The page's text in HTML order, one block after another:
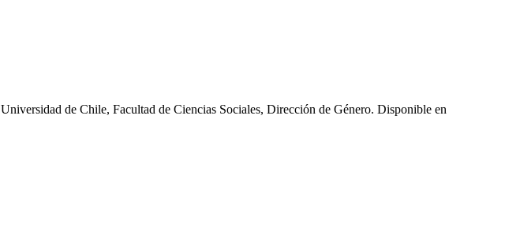
Universidad de Chile, Facultad de Ciencias Sociales, Dirección de Género. Disponible en